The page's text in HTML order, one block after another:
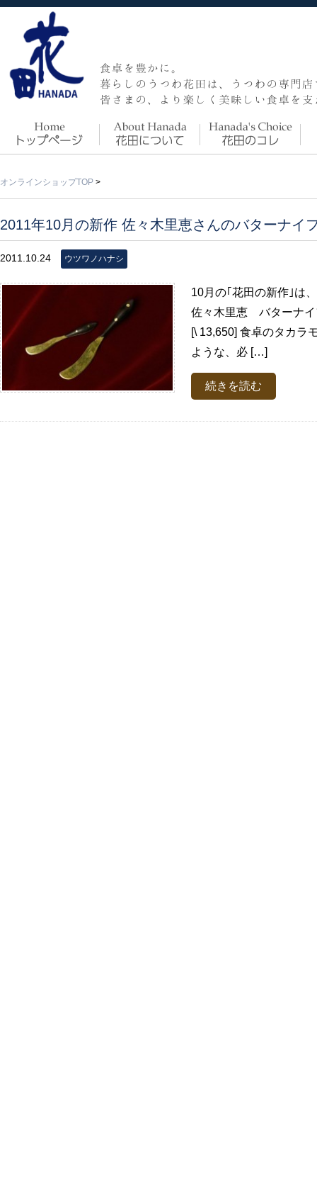
オンラインショップTOP >
2011年10月の新作 佐々木里恵さんのバターナイ
2011.10.24 ウツワノハナシ
10月の｢花田の新作｣は
佐々木里恵 バターナイ
[\ 13,650] 食卓のタカラ
ような、必 […]
続きを読む